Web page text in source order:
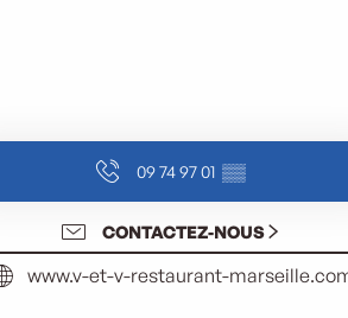
09 74 97 01 ▒▒
CONTACTEZ-NOUS
www.v-et-v-restaurant-